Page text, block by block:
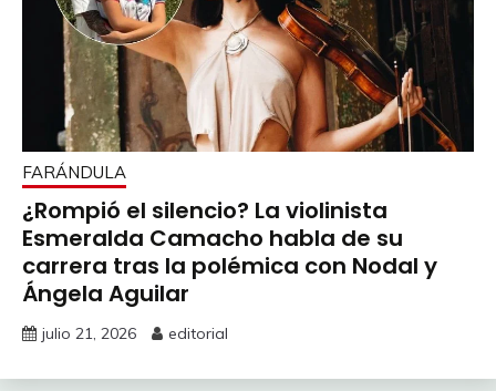
FARÁNDULA
¿Rompió el silencio? La violinista
Esmeralda Camacho habla de su
carrera tras la polémica con Nodal y
Ángela Aguilar
julio 21, 2026 editorial